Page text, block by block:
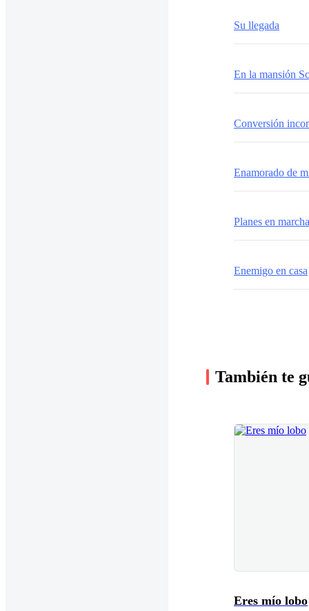
Su llegada
En la mansión
Conversión
Enamorado de
Planes en marcha
Enemigo en casa
También te
Eres mío lobo